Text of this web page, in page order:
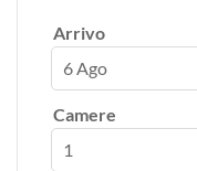
Arrivo
6 Ago
Camere